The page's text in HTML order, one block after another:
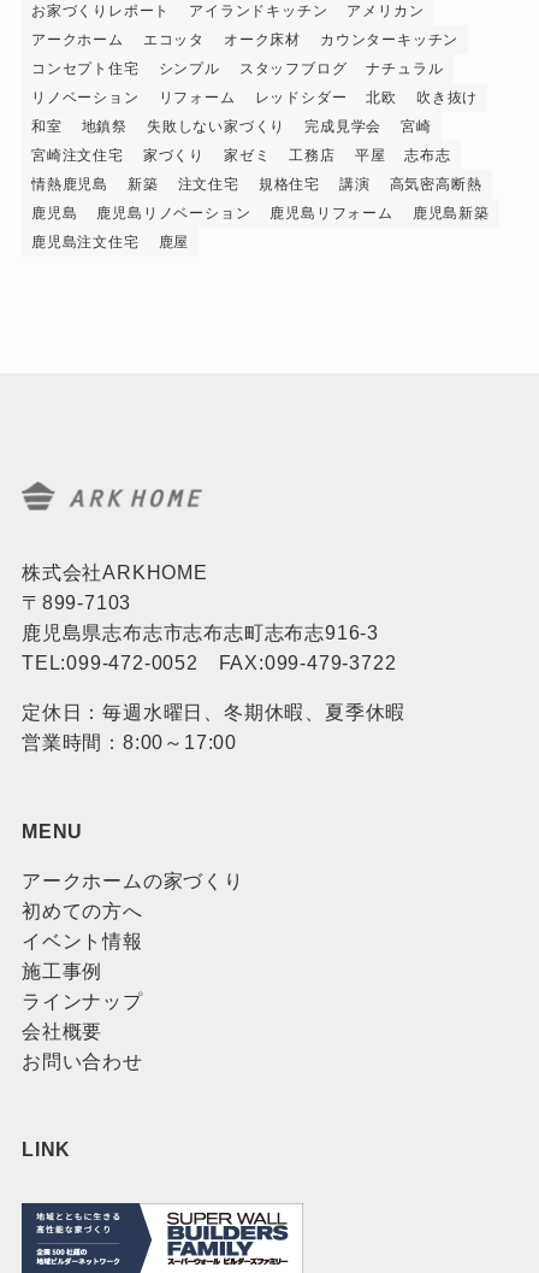
お家づくりレポート
アイランドキッチン
アメリカン
アークホーム
エコッタ オーク床材
カウンターキッチン
コンセプト住宅
シンプル スタッフブログ
ナチュラル
リノベーション
リフォーム レッドシダー 北欧
吹き抜け
和室
地鎮祭 失敗しない家づくり 完成見学会
宮崎
宮崎注文住宅
家づくり 家ゼミ 工務店 平屋
志布志
情熱鹿児島
新築 注文住宅 規格住宅 講演
高気密高断熱
鹿児島
鹿児島リノベーション 鹿児島リフォーム
鹿児島新築
鹿児島注文住宅
鹿屋
株式会社ARKHOME
〒899-7103
鹿児島県志布志市志布志町志布志916-3
TEL:099-472-0052 FAX:099-479-3722
定休日：毎週水曜日、冬期休暇、夏季休暇
営業時間：8:00～17:00
MENU
アークホームの家づくり
初めての方へ
イベント情報
施工事例
ラインナップ
会社概要
お問い合わせ
LINK